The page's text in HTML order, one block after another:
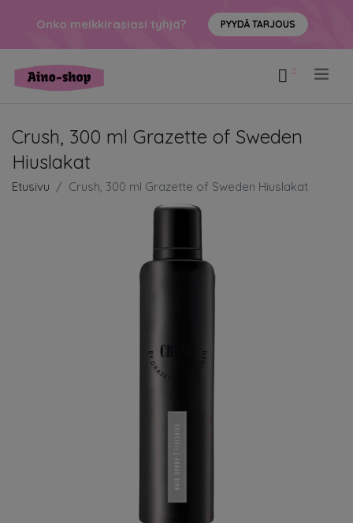
Onko meikkirasiasi tyhjä? PYYDÄ TARJOUS
Crush, 300 ml Grazette of Sweden
Hiuslakat
Etusivu Crush, 300 ml Grazette of Sweden Hiuslakat